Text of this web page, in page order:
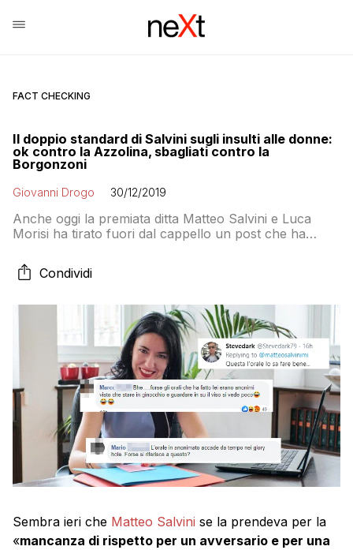
FACT CHECKING
Il doppio standard di Salvini sugli insulti alle donne:
ok contro la Azzolina, sbagliati contro la
Borgonzoni
Giovanni Drogo 30/12/2019
Anche oggi la premiata ditta Matteo Salvini e Luca
Morisi ha tirato fuori dal cappello un post che ha
ovviamente senza sporcarsi troppo le mani: il lavoro
sporco lo fa la Bestia, così Salvini può lamentarsi del
Borgonzoni
Condividi
Sembra ieri che Matteo Salvini se la prendeva per la
«mancanza di rispetto per un avversario e per una